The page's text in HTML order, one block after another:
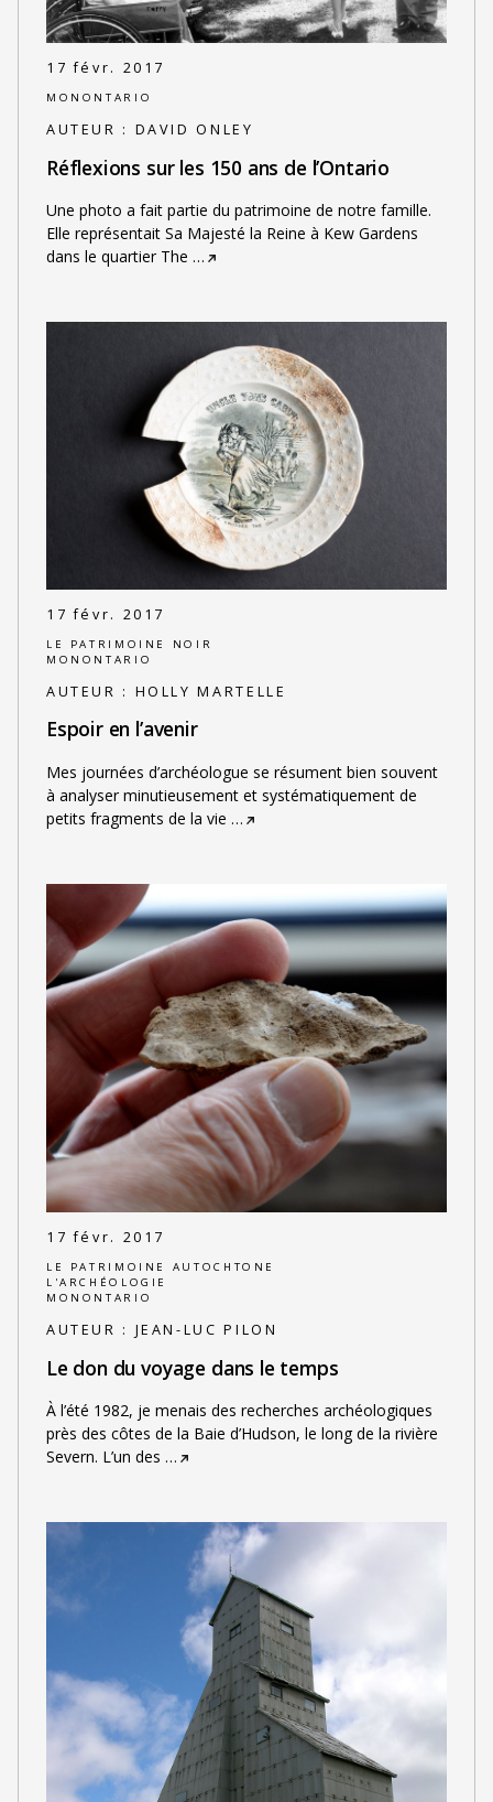
17 févr. 2017
MONONTARIO
AUTEUR : DAVID ONLEY
Réflexions sur les 150 ans de l’Ontario
Une photo a fait partie du patrimoine de notre famille.
Elle représentait Sa Majesté la Reine à Kew Gardens
dans le quartier The …
17 févr. 2017
LE PATRIMOINE NOIR
MONONTARIO
AUTEUR : HOLLY MARTELLE
Espoir en l’avenir
Mes journées d’archéologue se résument bien souvent
à analyser minutieusement et systématiquement de
petits fragments de la vie …
17 févr. 2017
LE PATRIMOINE AUTOCHTONE
L'ARCHÉOLOGIE
MONONTARIO
AUTEUR : JEAN-LUC PILON
Le don du voyage dans le temps
À l’été 1982, je menais des recherches archéologiques
près des côtes de la Baie d’Hudson, le long de la rivière
Severn. L’un des …